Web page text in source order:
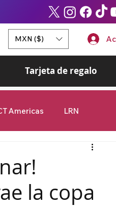
MXN ($)
Tarjeta de regalo
Americas LRN
Esports
la copa